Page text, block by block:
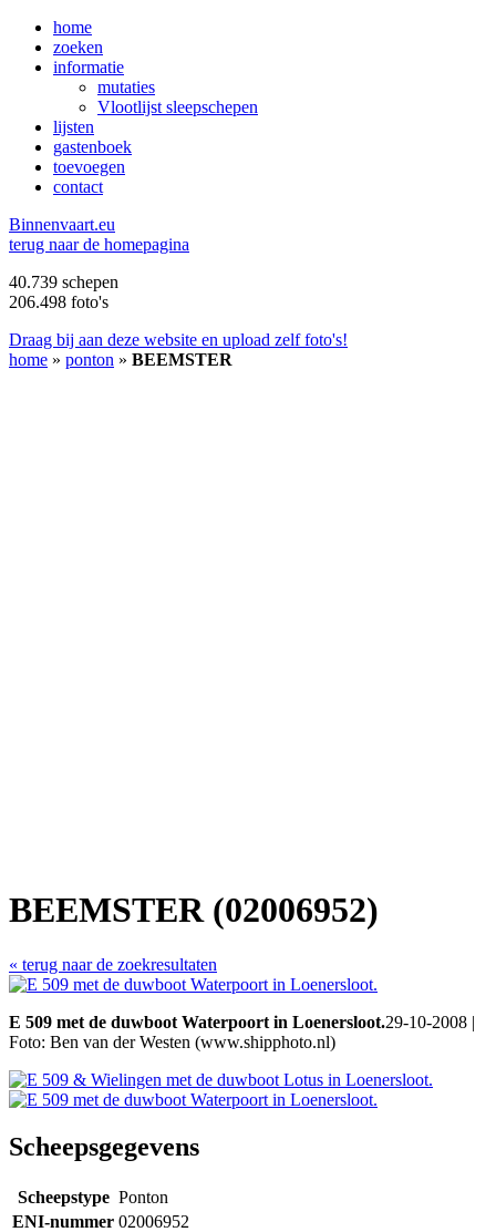
home
zoeken
informatie
mutaties
Vlootlijst sleepschepen
lijsten
gastenboek
toevoegen
contact
Binnenvaart.eu
terug naar de homepagina
40.739 schepen
206.498 foto's
Draag bij aan deze website en upload zelf foto's!
home » ponton » BEEMSTER
BEEMSTER (02006952)
« terug naar de zoekresultaten
E 509 met de duwboot Waterpoort in Loenersloot.29-10-2008 |
Foto: Ben van der Westen (www.shipphoto.nl)
Scheepsgegevens
Scheepstype Ponton
ENI-nummer 02006952